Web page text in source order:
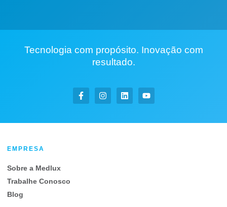
Tecnologia com propósito. Inovação com
resultado.
EMPRESA
Sobre a Medlux
Trabalhe Conosco
Blog